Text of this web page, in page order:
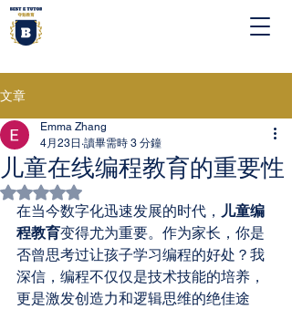
文章
儿童在线编程教育的重要性
Emma Zhang
4月23日 讀畢需時 3 分鐘
評等為 NaN（最高為 5 顆星）。
在当今数字化迅速发展的时代， 儿童编
程教育变得尤为重要。作为家长，你是
否曾思考过让孩子学习编程的好处？我
深信，编程不仅仅是技术技能的培养，
更是激发创造力和逻辑思维的绝佳途